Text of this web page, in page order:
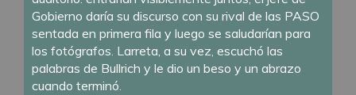
Gobierno daría su discurso con su rival de las PASO
sentada en primera fila y luego se saludarían para
los fotógrafos. Larreta, a su vez, escuchó las
palabras de Bullrich y le dio un beso y un abrazo
cuando terminó.